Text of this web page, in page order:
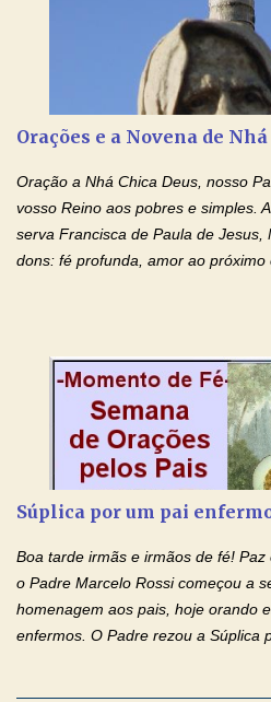
sobre mim e sobre todos os meus
Jesus, que, pelo poder libertador e
possamos nos livrar de toda
prejudicando a nossa família. Peço
especial, este pedido que agora
(apresente aqui o seu pedido...) Eu,
coração, confiante que o Senhor
ter nos dado o Senhor, Jesus,
agradeço de coração ao Espíri...
Orações e a Novena de
Oração a Nhá Chica Deus, nosso
vosso Reino aos pobres e simples.
serva Francisca de Paula de Jesus,
dons: fé profunda, amor ao
Senhor Jesus Cristo, vosso Filho,
Amém. Novena a Nhá Chica
celestiais através da intercessão da
(Rezar durante nove dias seguidos
recorro a vós como intercessora
necessidades humanas. Peço-vos,
entregueis nas mãos do Santíssimo
o pedido). Acolhei, Nhá Chica, no
minhas necessidades e amparai-
Súplica por um pai
Boa tarde irmãs e irmãos de fé! Paz
o Padre Marcelo Rossi começou a
homenagem aos pais, hoje orando
enfermos. O Padre rezou a Súplica